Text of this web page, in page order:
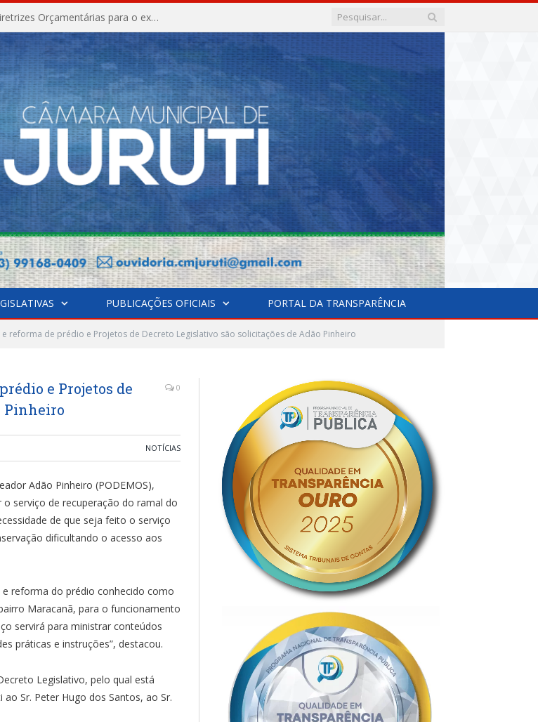
Câmara Municipal aprova Lei de Diretrizes Orçamentárias para o exercício financeiro de 2027
PUBLICAÇÕES OFICIAIS PORTAL DA TRANSPARÊNCIA
reforma de prédio e Projetos de Decreto Legislativo são solicitações de Adão Pinheiro
e Projetos de
Pinheiro
0
NOTÍCIAS
Adão Pinheiro (PODEMOS),
serviço de recuperação do ramal do
de que seja feito o serviço
dificultando o acesso aos
reforma do prédio conhecido como
Maracanã, para o funcionamento
servirá para ministrar conteúdos
práticas e instruções”, destacou.
Legislativo, pelo qual está
Sr. Peter Hugo dos Santos, ao Sr.